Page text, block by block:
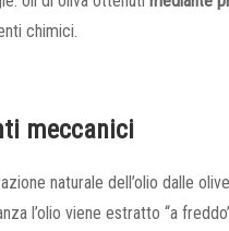
chimici.
meccanici
naturale dell’olio dalle
l’olio viene estratto “a